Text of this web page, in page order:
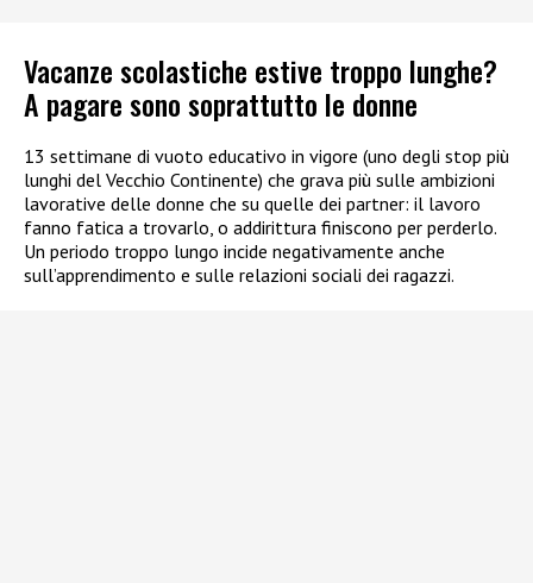
Vacanze scolastiche estive troppo lunghe?
A pagare sono soprattutto le donne
13 settimane di vuoto educativo in vigore (uno degli stop più
lunghi del Vecchio Continente) che grava più sulle ambizioni
lavorative delle donne che su quelle dei partner: il lavoro
fanno fatica a trovarlo, o addirittura finiscono per perderlo.
Un periodo troppo lungo incide negativamente anche
sull’apprendimento e sulle relazioni sociali dei ragazzi.